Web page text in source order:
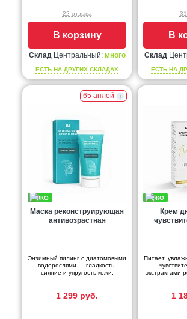
22 отзыва
В корзину
СкладЦентральный: много
ЕСТЬ НА ДРУГИХ СКЛАДАХ
В
Склад
ЕСТЬ НА
65 аплей
Маска реконструирующая
антивозрастная
Энзимный пилинг с диатомовыми
водорослями — гладкость,
сияние и упругость кожи.
1 299 руб.
Крем
Питает,
экстрактами
1